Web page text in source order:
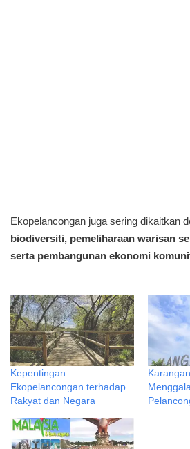
Ekopelancongan juga sering dikaitkan
biodiversiti, pemeliharaan warisan
serta pembangunan ekonomi
Kepentingan
Ekopelancongan terhadap
Rakyat dan Negara